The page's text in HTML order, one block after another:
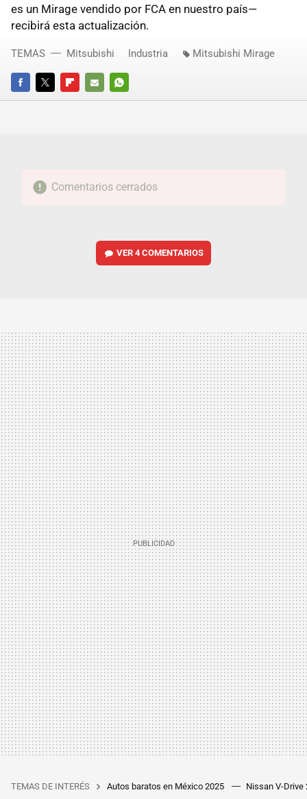
es un Mirage vendido por FCA en nuestro país—
recibirá esta actualización.
FACEBOOKTWITTERFLIPBOARD
E-
WHATSAPP
TEMAS Mitsubishi Industria Mitsubishi Mirage
Comentarios cerrados
VER4 COMENTARIOS
TEMAS DE INTERÉS Autos baratos en México 2025 Nissan V-Drive